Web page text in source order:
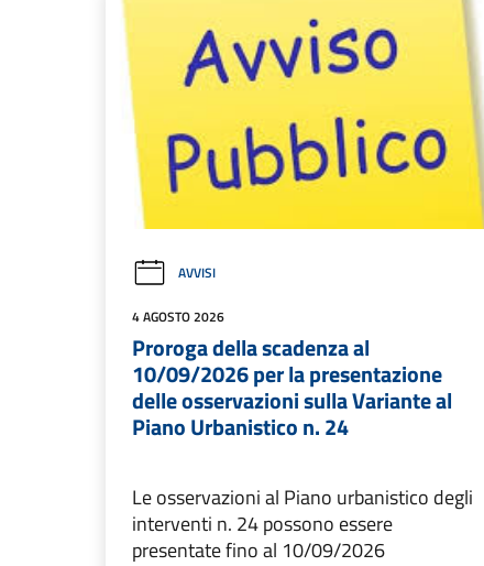
AVVISI
4 AGOSTO 2026
Proroga della scadenza al
10/09/2026 per la presentazione
delle osservazioni sulla Variante al
Piano Urbanistico n. 24
Le osservazioni al Piano urbanistico degli
interventi n. 24 possono essere
presentate fino al 10/09/2026